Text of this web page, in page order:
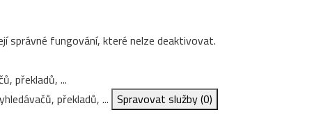
správné fungování, které nelze deaktivovat.
překladů, ...
překladů, ... Spravovat služby(0)